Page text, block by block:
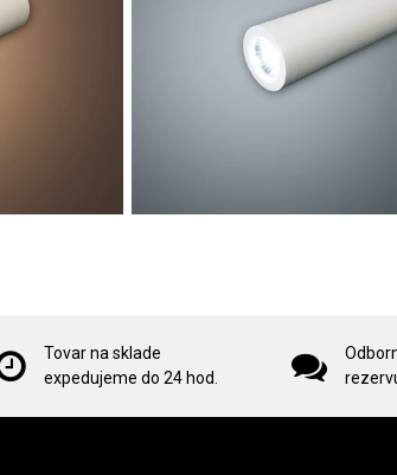
Tovar na sklade
expedujeme do 24 hod.